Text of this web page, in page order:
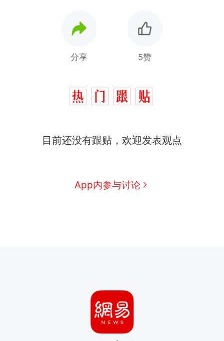
分享 5赞
目前还没有跟贴，欢迎发表观点
App内参与讨论